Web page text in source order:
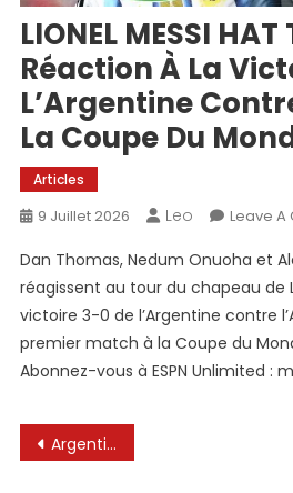
LIONEL MESSI HAT
Réaction À La
L’Argentine
La Coupe Du
Articles
9 Juillet 2026 Leo Leave
Dan Thomas, Nedum Onuoha et
réagissent au tour du chapeau de
victoire 3-0 de l’Argentine contre
premier match à la Coupe du
Abonnez-vous à ESPN Unlimited :
Navigation
Argentina vs Algeria 3-0 Thierry Henry & Zlatan Goes Crazy on Lionel Messi First World Cup HatTrick🔥